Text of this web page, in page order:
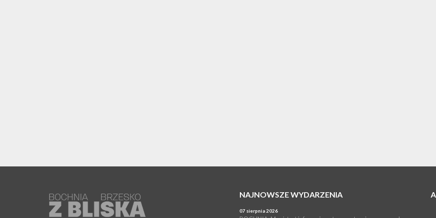
NAJNOWSZE WYDARZENIA
07 sierpnia 2026